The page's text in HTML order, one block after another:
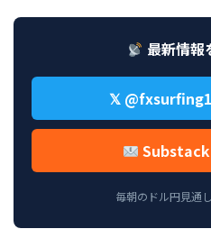
最新情報
𝕏
Substack
毎朝のドル円見通